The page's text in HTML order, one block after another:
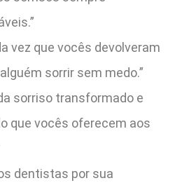
vez que vocês devolveram
sorrir sem medo.”
sorriso transformado e
que vocês oferecem aos
dentistas por sua